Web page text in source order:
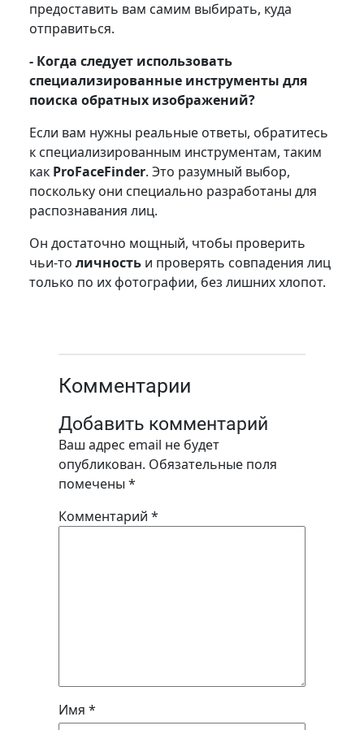
предоставить вам самим выбирать, куда
отправиться.
- Когда следует использовать
специализированные инструменты для
поиска обратных изображений?
Если вам нужны реальные ответы, обратитесь
к специализированным инструментам, таким
как ProFaceFinder. Это разумный выбор,
поскольку они специально разработаны для
распознавания лиц.
Он достаточно мощный, чтобы проверить
чьи-то личностьи проверять совпадения лиц
только по их фотографии, без лишних хлопот.
Комментарии
Добавить комментарий
Ваш адрес email не будет
опубликован. Обязательные поля
помечены *
Комментарий *
Имя *